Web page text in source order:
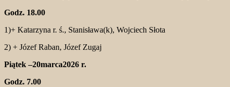
Godz. 18.00
1)+ Katarzyna r. ś., Stanisława(k), Wojciech Słota
2) + Józef Raban, Józef Zugaj
Piątek –20marca2026 r.
Godz. 7.00